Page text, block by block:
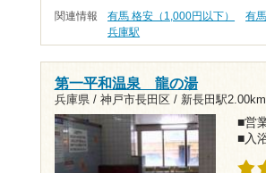
関連情報 有馬 格安（1,000円以下） 有
兵庫駅
第一平和温泉 龍の湯
兵庫県 / 神戸市長田区 / 新長田駅2.00km
■営
■入